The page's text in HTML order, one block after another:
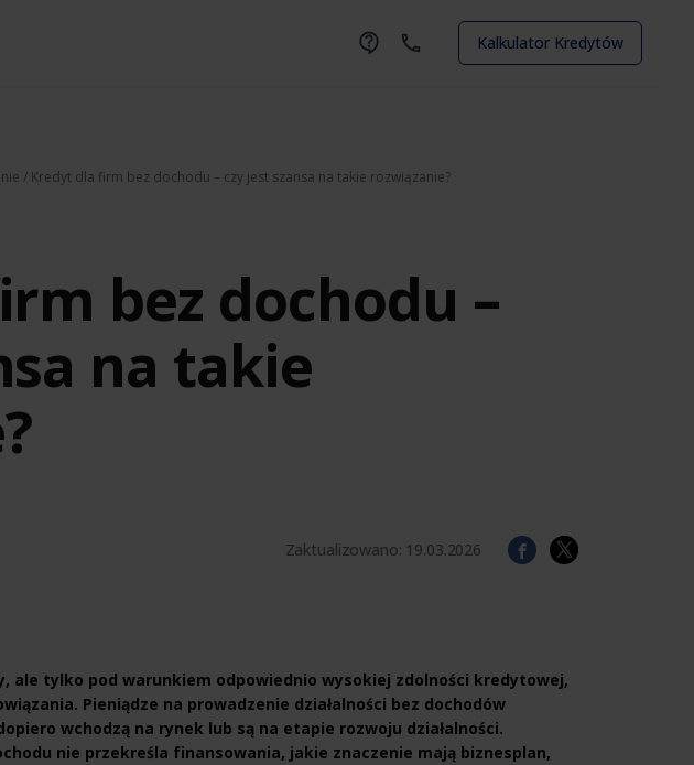
Kalkulator Kredytów
/ Kredyt dla firm bez dochodu – czy jest szansa na takie rozwiązanie?
bez dochodu –
na takie
Zaktualizowano: 19.03.2026
ale tylko pod warunkiem odpowiednio wysokiej zdolności kredytowej,
Pieniądze na prowadzenie działalności bez dochodów
wchodzą na rynek lub są na etapie rozwoju działalności.
nie przekreśla finansowania, jakie znaczenie mają biznesplan,